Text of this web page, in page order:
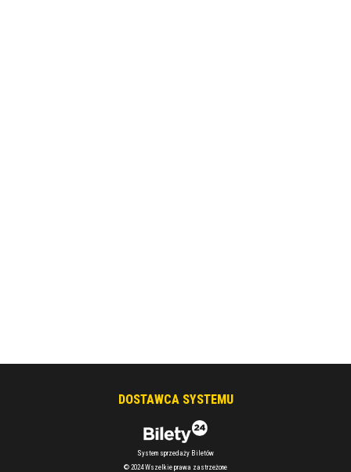
DOSTAWCA SYSTEMU
System sprzedaży Biletów
© 2024 Wszelkie prawa zastrzeżone